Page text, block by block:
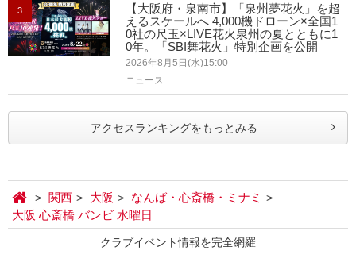
3
【大阪府・泉南市】「泉州夢花火」を超
えるスケールへ 4,000機ドローン×全国1
0社の尺玉×LIVE花火泉州の夏とともに1
0年。「SBI舞花火」特別企画を公開
2026年8月5日(水)15:00
ニュース
アクセスランキングをもっとみる
関西 大阪
なんば・心斎橋・ミナミ
大阪 心斎橋 バンビ 水曜日
クラブイベント情報を完全網羅